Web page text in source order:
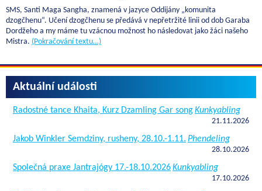
SMS, Santi Maga Sangha, znamená v jazyce Oddijány „komunita
dzogčhenu“. Učení dzogčhenu se předává v nepřetržité linii od dob Garaba
Dordžeho a my máme tu vzácnou možnost ho následovat jako žáci našeho
Mistra. (Pokračování textu…)
Aktuální události
Radostné tance Khaita, Kurz Dzamling Gar songKunkyabling
21.11.2026
Jakob Winkler Semdziny, rusheny, 28.10.-1.11. Phendeling
28.10.2026
Společná praxe Jantrajógy 17.-18.10.2026Kunkyabling
17.10.2026